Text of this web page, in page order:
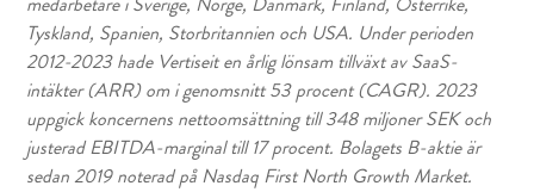
Tyskland, Spanien, Storbritannien och USA. Under perioden
2012-2023 hade Vertiseit en årlig lönsam tillväxt av SaaS-
intäkter (ARR) om i genomsnitt 53 procent (CAGR). 2023
uppgick koncernens nettoomsättning till 348 miljoner SEK och
justerad EBITDA-marginal till 17 procent. Bolagets B-aktie är
sedan 2019 noterad på Nasdaq First North Growth Market.